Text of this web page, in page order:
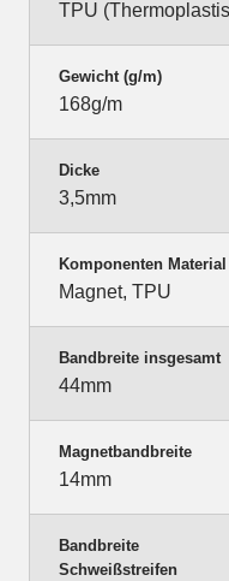
TPU
Gewicht (g/m)
168g/m
Dicke
3,5mm
Komponenten Material
Magnet, TPU
Bandbreite insgesamt
44mm
Magnetbandbreite
14mm
Bandbreite
Schweißstreifen